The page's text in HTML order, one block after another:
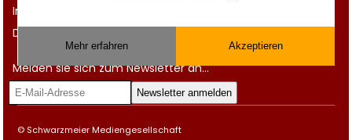
Impressum
Datenschutz
Melden sie sich zum Newsletter an...
© Schwarzmeier Mediengesellschaft
Mehr erfahren Akzeptieren